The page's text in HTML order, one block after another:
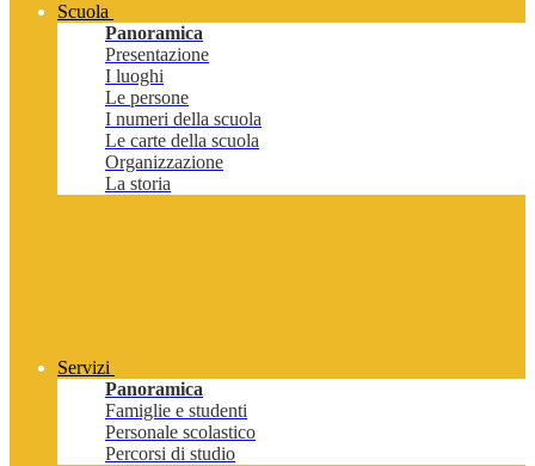
Scuola
Panoramica
Presentazione
I luoghi
Le persone
I numeri della scuola
Le carte della scuola
Organizzazione
La storia
Servizi
Panoramica
Famiglie e studenti
Personale scolastico
Percorsi di studio